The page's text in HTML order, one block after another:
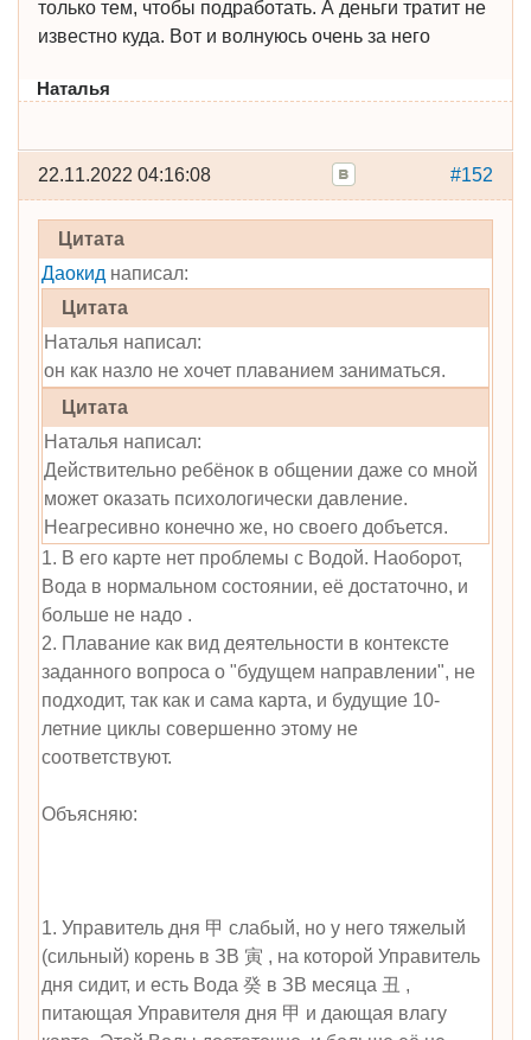
только тем, чтобы подработать. А деньги тратит не
известно куда. Вот и волнуюсь очень за него
Наталья
#152
22.11.2022 04:16:08
Цитата
Даокид написал:
Цитата
Наталья написал:
он как назло не хочет плаванием заниматься.
Цитата
Наталья написал:
Действительно ребёнок в общении даже со мной
может оказать психологически давление.
Неагресивно конечно же, но своего добъется.
1. В его карте нет проблемы с Водой. Наоборот,
Вода в нормальном состоянии, её достаточно, и
больше не надо .
2. Плавание как вид деятельности в контексте
заданного вопроса о "будущем направлении", не
подходит, так как и сама карта, и будущие 10-
летние циклы совершенно этому не
соответствуют.
Объясняю:
1. Управитель дня 甲 слабый, но у него тяжелый
(сильный) корень в ЗВ 寅 , на которой Управитель
дня сидит, и есть Вода 癸 в ЗВ месяца 丑 ,
питающая Управителя дня 甲 и дающая влагу